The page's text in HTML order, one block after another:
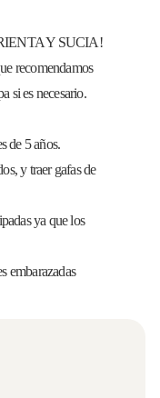
Y SUCIA!
recomendamos
si es necesario.
de 5 años.
y traer gafas de
ya que los
embarazadas